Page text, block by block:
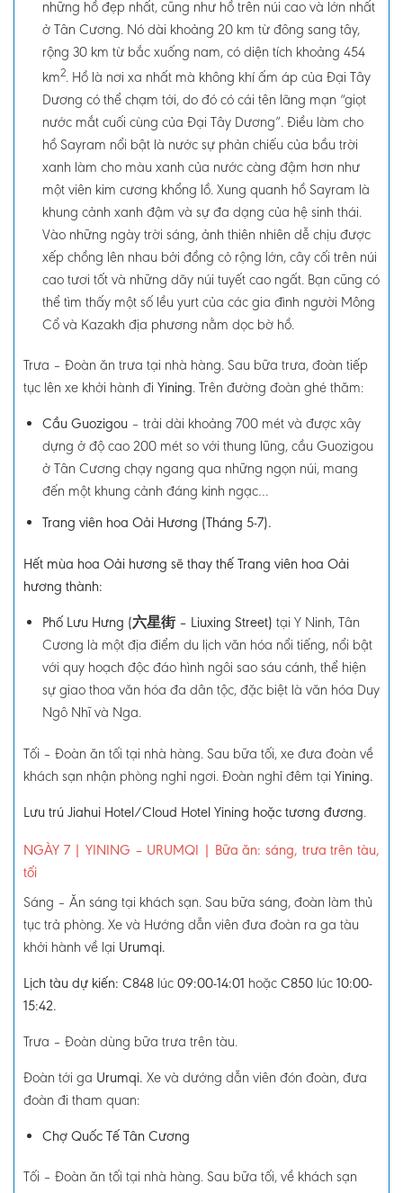
những hồ đẹp nhất, cũng như hồ trên núi cao và lớn nhất
ở Tân Cương. Nó dài khoảng 20 km từ đông sang tây,
rộng 30 km từ bắc xuống nam, có diện tích khoảng 454
km2. Hồ là nơi xa nhất mà không khí ấm áp của Đại Tây
Dương có thể chạm tới, do đó có cái tên lãng mạn “giọt
nước mắt cuối cùng của Đại Tây Dương”. Điều làm cho
hồ Sayram nổi bật là nước sự phản chiếu của bầu trời
xanh làm cho màu xanh của nước càng đậm hơn như
một viên kim cương khổng lồ. Xung quanh hồ Sayram là
khung cảnh xanh đậm và sự đa dạng của hệ sinh thái.
Vào những ngày trời sáng, ảnh thiên nhiên dễ chịu được
xếp chồng lên nhau bởi đồng cỏ rộng lớn, cây cối trên núi
cao tươi tốt và những dãy núi tuyết cao ngất. Bạn cũng có
thể tìm thấy một số lều yurt của các gia đình người Mông
Cổ và Kazakh địa phương nằm dọc bờ hồ.
Trưa – Đoàn ăn trưa tại nhà hàng. Sau bữa trưa, đoàn tiếp
tục lên xe khởi hành đi Yining. Trên đường đoàn ghé thăm:
Cầu Guozigou– trải dài khoảng 700 mét và được xây
dựng ở độ cao 200 mét so với thung lũng, cầu Guozigou
ở Tân Cương chạy ngang qua những ngọn núi, mang
đến một khung cảnh đáng kinh ngạc…
Trang viên hoa Oải Hương (Tháng 5-7).
Hết mùa hoa Oải hương sẽ thay thế Trang viên hoa Oải
hương thành:
Phố Lưu Hưng (六星街 – Liuxing Street) tại Y Ninh, Tân
Cương là một địa điểm du lịch văn hóa nổi tiếng, nổi bật
với quy hoạch độc đáo hình ngôi sao sáu cánh, thể hiện
sự giao thoa văn hóa đa dân tộc, đặc biệt là văn hóa Duy
Ngô Nhĩ và Nga.
Tối – Đoàn ăn tối tại nhà hàng. Sau bữa tối, xe đưa đoàn về
khách sạn nhận phòng nghỉ ngơi. Đoàn nghỉ đêm tại Yining.
Lưu trú Jiahui Hotel/Cloud Hotel Yining hoặc tương đương.
NGÀY 7 | YINING – URUMQI | Bữa ăn: sáng, trưa trên tàu,
tối
Sáng – Ăn sáng tại khách sạn. Sau bữa sáng, đoàn làm thủ
tục trả phòng. Xe và Hướng dẫn viên đưa đoàn ra ga tàu
khởi hành về lại Urumqi.
Lịch tàu dự kiến: C848 lúc 09:00-14:01 hoặc C850 lúc 10:00-
15:42.
Trưa – Đoàn dùng bữa trưa trên tàu.
Đoàn tới ga Urumqi. Xe và dướng dẫn viên đón đoàn, đưa
đoàn đi tham quan:
Chợ Quốc Tế Tân Cương
Tối – Đoàn ăn tối tại nhà hàng. Sau bữa tối, về khách sạn